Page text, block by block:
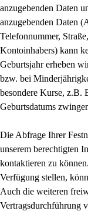
anzugebenden Daten
anzugebenden Daten
Telefonnummer,
Kontoinhabers) kann
Geburtsjahr erheben
bzw. bei
besondere Kurse, z.B.
Geburtsdatums
Die Abfrage Ihrer
unserem berechtigten
kontaktieren zu
Verfügung stellen,
Auch die weiteren
Vertragsdurchführung